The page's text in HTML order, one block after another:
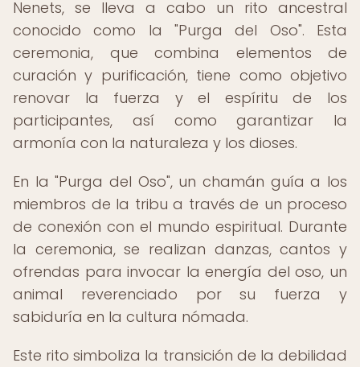
Nenets, se lleva a cabo un rito ancestral
conocido como la "Purga del Oso". Esta
ceremonia, que combina elementos de
curación y purificación, tiene como objetivo
renovar la fuerza y el espíritu de los
participantes, así como garantizar la
armonía con la naturaleza y los dioses.
En la "Purga del Oso", un chamán guía a los
miembros de la tribu a través de un proceso
de conexión con el mundo espiritual. Durante
la ceremonia, se realizan danzas, cantos y
ofrendas para invocar la energía del oso, un
animal reverenciado por su fuerza y
sabiduría en la cultura nómada.
Este rito simboliza la transición de la debilidad